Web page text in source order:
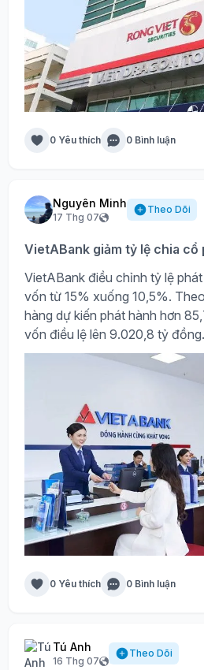
0 Yêu thích 0 Bình luận
Nguyên Minh
17 Thg 07
Theo Dõi
VietABank giảm tỷ lệ chia cổ
VietABank điều chỉnh tỷ lệ
vốn từ 15% xuống 10,5%.
hàng dự kiến phát hành hơn
vốn điều lệ lên 9.020,8 tỷ đồng.
0 Yêu thích 0 Bình luận
Tú Anh
16 Thg 07
Theo Dõi